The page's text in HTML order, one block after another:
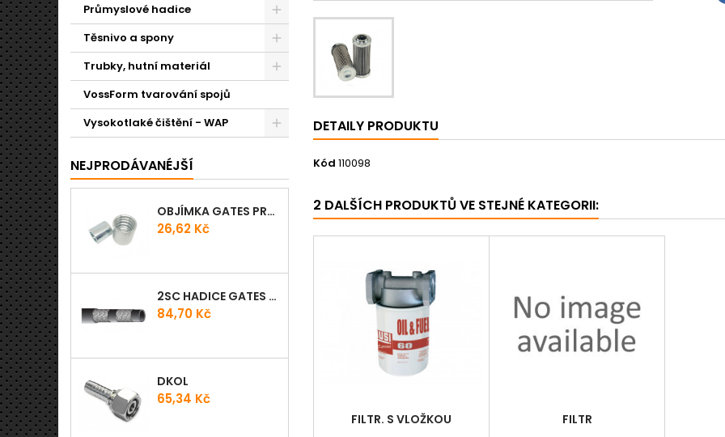
Průmyslové hadice
Těsnivo a spony
Trubky, hutní materiál
VossForm tvarování spojů
Vysokotlaké čištění - WAP
NEJPRODÁVANÉJŠÍ
OBJÍMKA GATES PRO-V
Cena
26,62 Kč
2SC HADICE GATES PROV
Cena
84,70 Kč
DKOL
Cena
65,34 Kč
DETAILY PRODUKTU
Kód 110098
2 DALŠÍCH PRODUKTŮ VE STEJNÉ KATEGORII:
FILTR. S VLOŽKOU FILTR